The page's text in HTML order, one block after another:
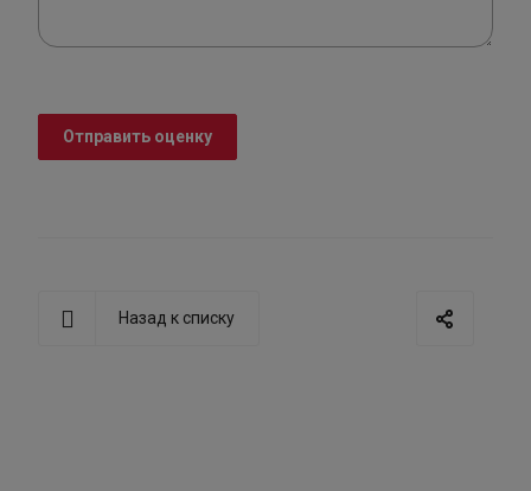
Отправить оценку
Назад к списку